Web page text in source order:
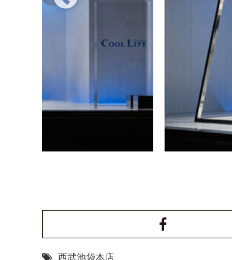
西武池袋本店